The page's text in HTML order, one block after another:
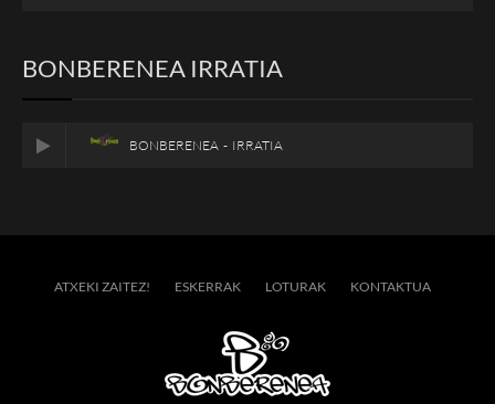
BONBERENEA IRRATIA
BONBERENEA - IRRATIA
ATXEKI ZAITEZ! ESKERRAK LOTURAK KONTAKTUA